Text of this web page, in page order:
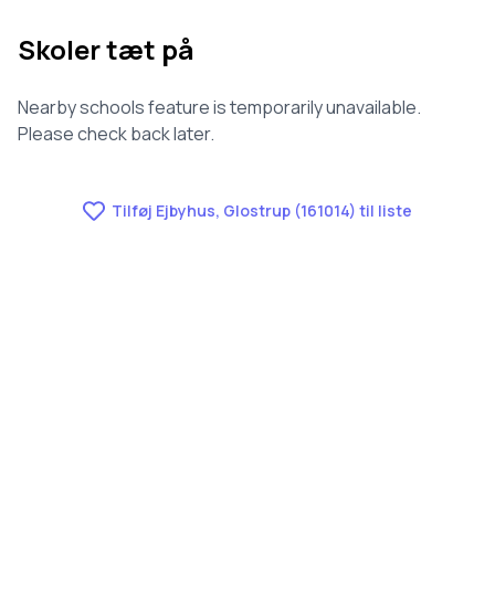
Skoler tæt på
Nearby schools feature is temporarily unavailable.
Please check back later.
Tilføj Ejbyhus, Glostrup (161014) til liste